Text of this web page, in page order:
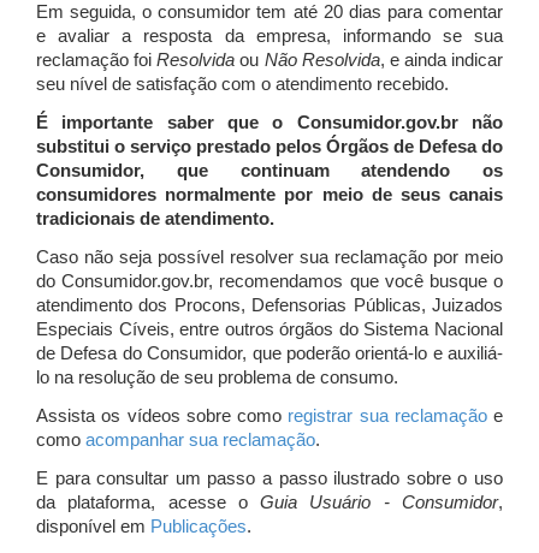
Em seguida, o consumidor tem até 20 dias para comentar
e avaliar a resposta da empresa, informando se sua
reclamação foiResolvida ou Não Resolvida, e ainda indicar
seu nível de satisfação com o atendimento recebido.
É importante saber que o Consumidor.gov.br não
substitui o serviço prestado pelos Órgãos de Defesa do
Consumidor, que continuam atendendo os
consumidores normalmente por meio de seus canais
tradicionais de atendimento.
Caso não seja possível resolver sua reclamação por meio
do Consumidor.gov.br, recomendamos que você busque o
atendimento dos Procons, Defensorias Públicas, Juizados
Especiais Cíveis, entre outros órgãos do Sistema Nacional
de Defesa do Consumidor, que poderão orientá-lo e auxiliá-
lo na resolução de seu problema de consumo.
Assista os vídeos sobre como registrar sua reclamaçãoe
como acompanhar sua reclamação.
E para consultar um passo a passo ilustrado sobre o uso
da plataforma, acesse oGuia Usuário - Consumidor,
disponível em Publicações.